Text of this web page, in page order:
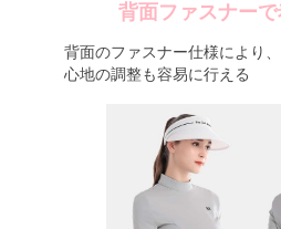
背面ファスナー
背面のファスナー仕様により
心地の調整も容易に行える